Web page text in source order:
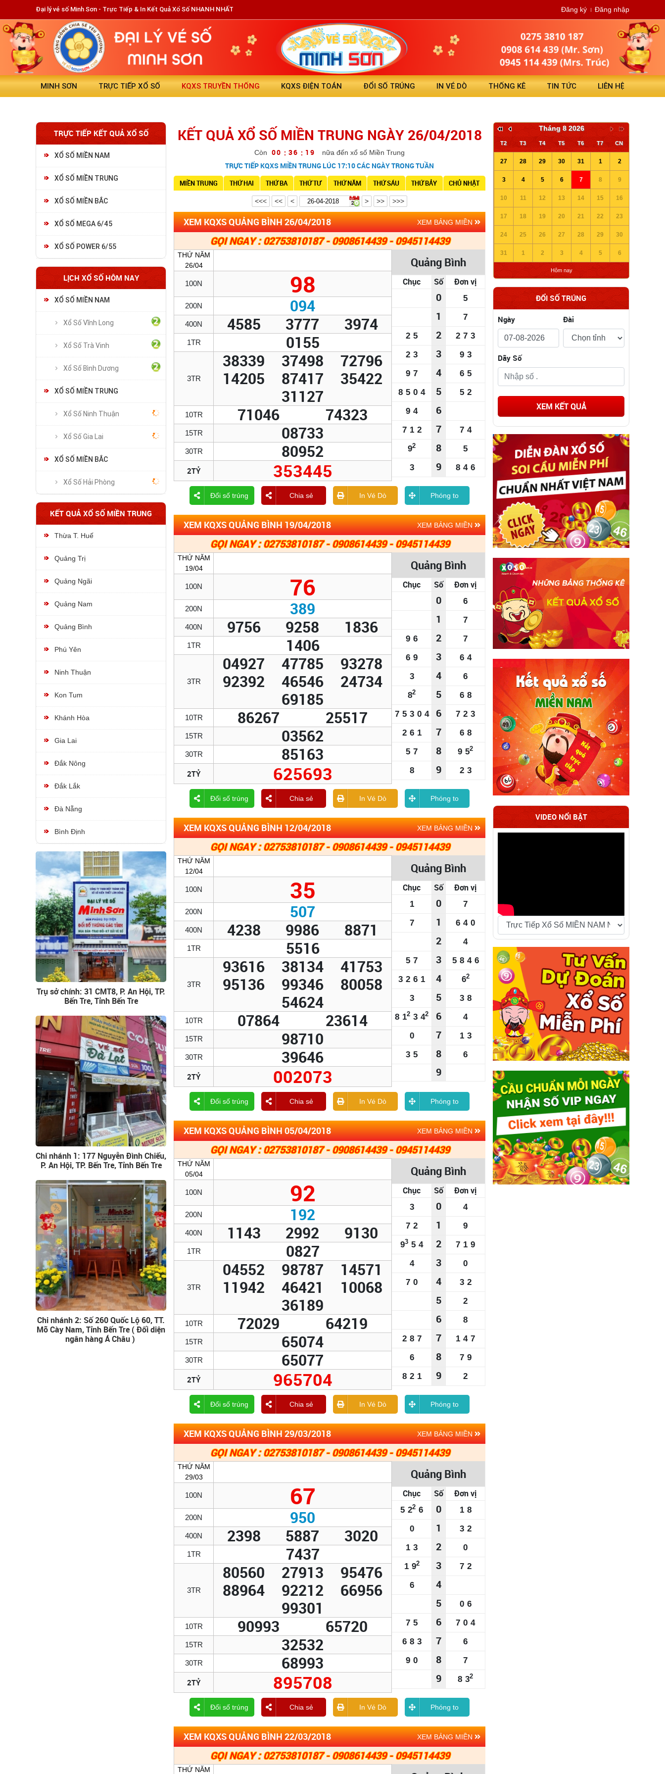
Đại lý vé số Minh Sơn - Trực Tiếp & In Kết Quả Xổ Số NHANH NHẤT Đăng ký Đăng nhập
MINH SƠN TRỰC TIẾP XỔ SỐ KQXS TRUYỀN THỐNG KQXS ĐIỆN TOÁN ĐỔI SỐ TRÚNG IN VÉ DÒ THỐNG KÊ TIN TỨC LIÊN HỆ
TRỰC TIẾP KẾT QUẢ XỔ SỐ
XỔ SỐ MIỀN NAM
XỔ SỐ MIỀN TRUNG
XỔ SỐ MIỀN BẮC
XỔ SỐ MEGA 6/45
XỔ SỐ POWER 6/55
LỊCH XỔ SỐ HÔM NAY
XỔ SỐ MIỀN NAM
Xổ Số Vĩnh Long
Xổ Số Trà Vinh
Xổ Số Bình Dương
XỔ SỐ MIỀN TRUNG
Xổ Số Ninh Thuận
Xổ Số Gia Lai
XỔ SỐ MIỀN BẮC
Xổ Số Hải Phòng
KẾT QUẢ XỔ SỐ MIỀN TRUNG
Thừa T. Huế
Quảng Trị
Quảng Ngãi
Quảng Nam
Quảng Bình
Phú Yên
Ninh Thuận
Kon Tum
Khánh Hòa
Gia Lai
Đắk Nông
Đắk Lắk
Đà Nẵng
Bình Định
Trụ sở chính: 31 CMT8, P. An Hội, TP.
Bến Tre, Tỉnh Bến Tre
Chi nhánh 1: 177 Nguyễn Đình Chiểu,
P. An Hội, TP. Bến Tre, Tỉnh Bến Tre
Chi nhánh 2: Số 260 Quốc Lộ 60, TT.
Mõ Cày Nam, Tỉnh Bến Tre ( Đối diện
ngân hàng Á Châu )
KẾT QUẢ XỔ SỐ MIỀN TRUNG NGÀY 26/04/2018
Còn 00 : 36 : 1 8 nữa đến xổ số Miền Trung
TRỰC TIẾP KQXS MIỀN TRUNG LÚC 17:10 CÁC NGÀY TRONG TUẦN
MIỀN TRUNG THỨ HAI THỨ BA THỨ TƯ THỨ NĂM THỨ SÁU THỨ BẢY CHỦ NHẬT
<<< << < > >> >>>
XEM KQXS QUẢNG BÌNH 26/04/2018 XEM BẢNG MIỀN
GỌI NGAY : 02753810187 - 0908614439 - 0945114439
THỨ NĂM
26/04
100N 98
200N 094
400N 4585 3777 3974
1TR 0155
3TR
38339 37498
72796
14205
87417
35422
31127
10TR 71046 74323
15TR 08733
30TR 80952
2TỶ 353445
Quảng Bình
Chục Số Đơn vị
0 5
1
7
2 5 2 2 7 3
2 3 3 9 3
9 7 4 6 5
8 5 0 4 5 5 2
9 4 6
7 1 2 7 7 4
92 8
5
3
9 8 4 6
Đổi số trúng Chia sẻ In Vé Dò Phóng to
XEM KQXS QUẢNG BÌNH 19/04/2018 XEM BẢNG MIỀN
GỌI NGAY : 02753810187 - 0908614439 - 0945114439
THỨ NĂM
19/04
100N 76
200N 389
400N 9756 9258 1836
1TR 1406
3TR
04927 47785
93278
92392
46546
24734
69185
10TR 86267 25517
15TR 03562
30TR 85163
2TỶ 625693
Quảng Bình
Chục Số Đơn vị
0 6
1
7
9 6 2
7
6 9 3 6 4
3
4
6
82 5 6 8
7 5 3 0 4 6 7 2 3
2 6 1 7 6 8
5 7 8 9 52
8 9 2 3
Đổi số trúng Chia sẻ In Vé Dò Phóng to
XEM KQXS QUẢNG BÌNH 12/04/2018 XEM BẢNG MIỀN
GỌI NGAY : 02753810187 - 0908614439 - 0945114439
THỨ NĂM
12/04
100N 35
200N 507
400N 4238 9986 8871
1TR 5516
3TR
93616 38134
41753
95136
99346
80058
54624
10TR 07864 23614
15TR 98710
30TR 39646
2TỶ 002073
Quảng Bình
Chục Số Đơn vị
1 0
7
7
1 6 4 0
2
4
5 7 3 5 8 4 6
3 2 6 1 4 62
3 5 3 8
8 12 3 42 6
4
0
7 1 3
3 5 8 6
9
Đổi số trúng Chia sẻ In Vé Dò Phóng to
XEM KQXS QUẢNG BÌNH 05/04/2018 XEM BẢNG MIỀN
GỌI NGAY : 02753810187 - 0908614439 - 0945114439
THỨ NĂM
05/04
100N 92
200N 192
400N 1143 2992 9130
1TR 0827
3TR
04552 98787
14571
11942
46421
10068
36189
10TR 72029 64219
15TR 65074
30TR 65077
2TỶ 965704
Quảng Bình
Chục Số Đơn vị
3 0
4
7 2 1
9
93 5 4 2 7 1 9
4
3
0
7 0 4 3 2
5 2
6
8
2 8 7 7 1 4 7
6
8 7 9
8 2 1 9 2
Đổi số trúng Chia sẻ In Vé Dò Phóng to
XEM KQXS QUẢNG BÌNH 29/03/2018 XEM BẢNG MIỀN
GỌI NGAY : 02753810187 - 0908614439 - 0945114439
THỨ NĂM
29/03
100N 67
200N 950
400N 2398 5887 3020
1TR 7437
3TR
80560 27913
95476
88964
92212
66956
99301
10TR 90993 65720
15TR 32532
30TR 68993
2TỶ 895708
Quảng Bình
Chục Số Đơn vị
5 22 6 0 1 8
0
1 3 2
1 3 2
0
1 92 3 7 2
6
4
5
0 6
7 5 6 7 0 4
6 8 3 7
6
9 0 8 7
9 8 32
Đổi số trúng Chia sẻ In Vé Dò Phóng to
XEM KQXS QUẢNG BÌNH 22/03/2018 XEM BẢNG MIỀN
GỌI NGAY : 02753810187 - 0908614439 - 0945114439
THỨ NĂM
Tháng 8 2026
T2 T3 T4 T5 T6 T7 CN
27 28 29 30 31 1 2
3 4 5 6 7 8 9
10 11 12 13 14 15 16
17 18 19 20 21 22 23
24 25 26 27 28 29 30
31 1 2 3 4 5 6
Hôm nay
ĐỔI SỐ TRÚNG
Ngày Đài
Dãy Số
XEM KẾT QUẢ
VIDEO NỔI BẬT